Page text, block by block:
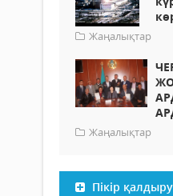
Жаңалықтар
Жаңалықтар
Пікір қалдыру